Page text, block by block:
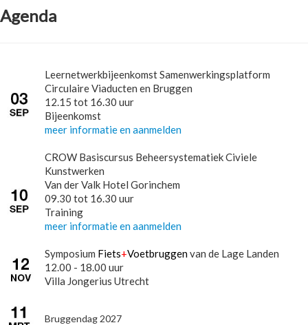
Agenda
Leernetwerkbijeenkomst Samenwerkingsplatform
Circulaire Viaducten en Bruggen
12.15 tot 16.30 uur
Bijeenkomst
meer informatie en aanmelden
CROW Basiscursus Beheersystematiek Civiele
Kunstwerken
Van der Valk Hotel Gorinchem
09.30 tot 16.30 uur
Training
meer informatie en aanmelden
Symposium Fiets+Voetbruggenvan de Lage Landen
12.00 - 18.00 uur
Villa Jongerius Utrecht
Bruggendag 2027